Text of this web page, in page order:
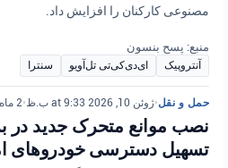
مصنوعی کارکنان را افزایش داد.
منبع: پسح بنسون
آنتروپیک ای‌دی‌کی‌تی تل‌آویو سنترا
حمل و نقل•ژوئن 10, 2026 at 9:33 ب.ظ •2 ماه پیش
نصب موانع متحرک جدید در
تسهیل دسترسی خودروهای